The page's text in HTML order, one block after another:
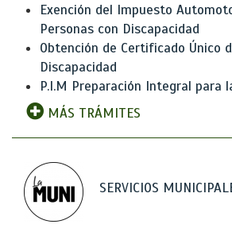
Exención del Impuesto
Personas con Discapacidad
Obtención de Certificado Único
Discapacidad
P.I.M Preparación Integral para
MÁS TRÁMITES
SERVICIOS